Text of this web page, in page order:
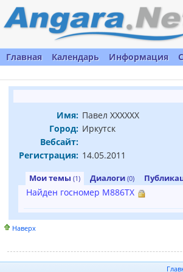
Главная Календарь Информация
Имя: Павел XXXXXX
Город: Иркутск
Вебсайт:
Регистрация: 14.05.2011
Мои темы (1) Диалоги (0)
Найден госномер М886ТХ
Наверх